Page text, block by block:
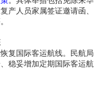
产人员家属签证邀请函、
复国际客运航线。民航局
稳妥增加定期国际客运航